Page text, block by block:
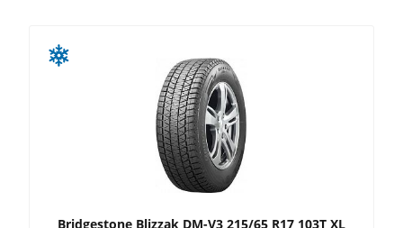
Bridgestone Blizzak DM-V3 215/65 R17 103T XL